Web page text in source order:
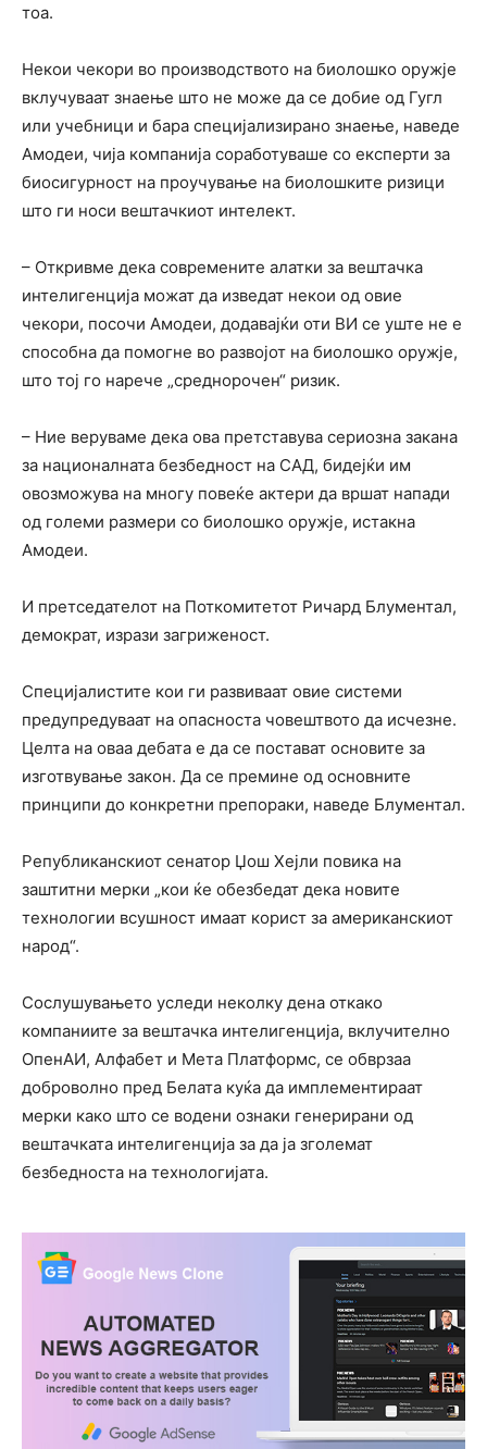
тоа.
Некои чекори во производството на биолошко оружје
вклучуваат знаење што не може да се добие од Гугл
или учебници и бара специјализирано знаење, наведе
Амодеи, чија компанија соработуваше со експерти за
биосигурност на проучување на биолошките ризици
што ги носи вештачкиот интелект.
– Откривме дека современите алатки за вештачка
интелигенција можат да изведат некои од овие
чекори, посочи Амодеи, додавајќи оти ВИ се уште не е
способна да помогне во развојот на биолошко оружје,
што тој го нарече „среднорочен“ ризик.
– Ние веруваме дека ова претставува сериозна закана
за националната безбедност на САД, бидејќи им
овозможува на многу повеќе актери да вршат напади
од големи размери со биолошко оружје, истакна
Амодеи.
И претседателот на Поткомитетот Ричард Блументал,
демократ, изрази загриженост.
Специјалистите кои ги развиваат овие системи
предупредуваат на опасноста човештвото да исчезне.
Целта на оваа дебата е да се постават основите за
изготвување закон. Да се ​​премине од основните
принципи до конкретни препораки, наведе Блументал.
Републиканскиот сенатор Џош Хејли повика на
заштитни мерки „кои ќе обезбедат дека новите
технологии всушност имаат корист за американскиот
народ“.
Сослушувањето уследи неколку дена откако
компаниите за вештачка интелигенција, вклучително
ОпенАИ, Алфабет и Мета Платформс, се обврзаа
доброволно пред Белата куќа да имплементираат
мерки како што се водени ознаки генерирани од
вештачката интелигенција за да ја зголемат
безбедноста на технологијата.